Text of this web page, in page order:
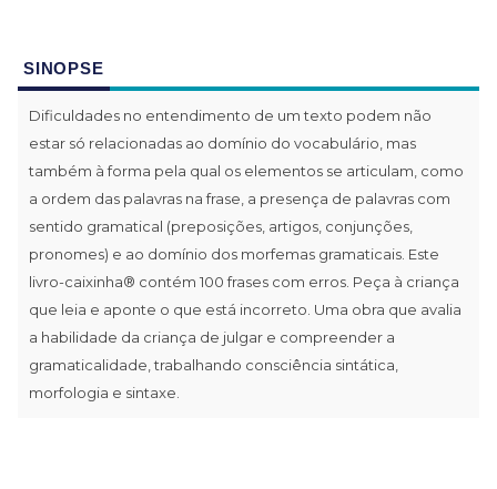
SINOPSE
Dificuldades no entendimento de um texto podem não
estar só relacionadas ao domínio do vocabulário, mas
também à forma pela qual os elementos se articulam, como
a ordem das palavras na frase, a presença de palavras com
sentido gramatical (preposições, artigos, conjunções,
pronomes) e ao domínio dos morfemas gramaticais. Este
livro-caixinha® contém 100 frases com erros. Peça à criança
que leia e aponte o que está incorreto. Uma obra que avalia
a habilidade da criança de julgar e compreender a
gramaticalidade, trabalhando consciência sintática,
morfologia e sintaxe.